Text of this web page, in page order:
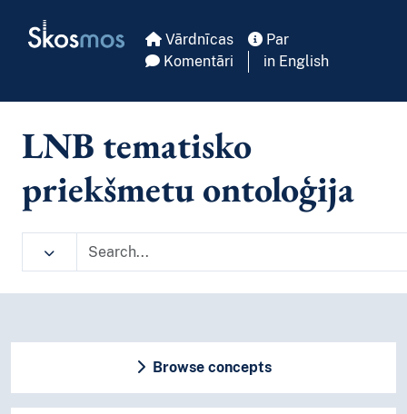
Skosmos Vārdnīcas
Par
Komentāri
in English
LNB tematisko
priekšmetu ontoloģija
Browse concepts